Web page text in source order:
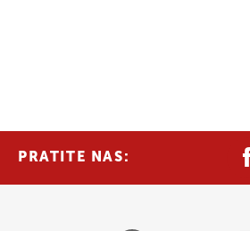
PRATITE NAS: